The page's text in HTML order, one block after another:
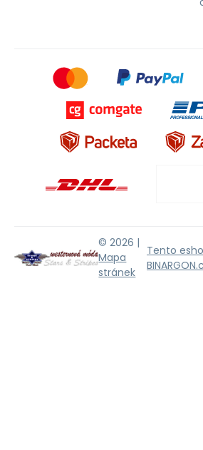
© 2026 |
Mapa
stránek
Tento